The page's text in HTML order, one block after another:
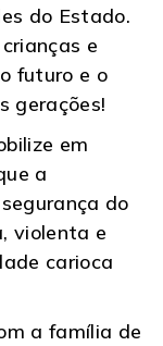
do Estado.
e
futuro e o
gerações!
em
a
do
violenta e
carioca
a família de